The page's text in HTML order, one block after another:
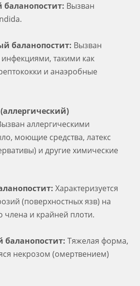
Вызван
баланопостит: Вызван
такими как
и анаэробные
аллергическими
моющие средства, латекс
и другие химические
Характеризуется
(поверхностных язв) на
члена и крайней плоти.
баланопостит: Тяжелая форма,
некрозом (омертвением)